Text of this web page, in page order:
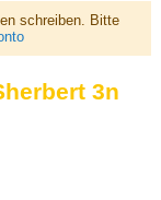
schreiben. Bitte
3n